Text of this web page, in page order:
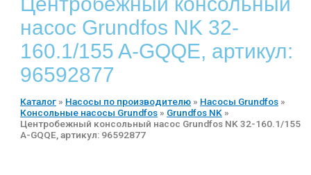
насос Grundfos NK 32-
160.1/155 A-GQQE, артикул:
96592877
Каталог » Насосы по производителю » Насосы Grundfos »
Консольные насосы Grundfos » Grundfos NK »
Центробежный консольный насос Grundfos NK 32-160.1/155
A-GQQE, артикул: 96592877